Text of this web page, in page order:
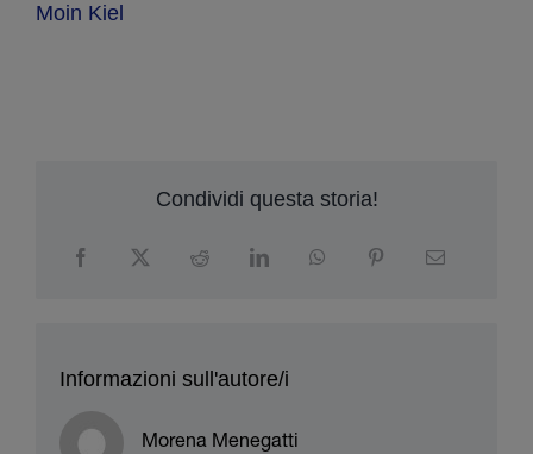
Moin Kiel
Condividi questa storia!
Informazioni sull'autore/i
Morena Menegatti